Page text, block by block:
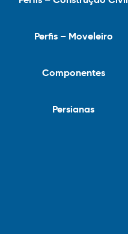
Perfis – Moveleiro
Componentes
Persianas